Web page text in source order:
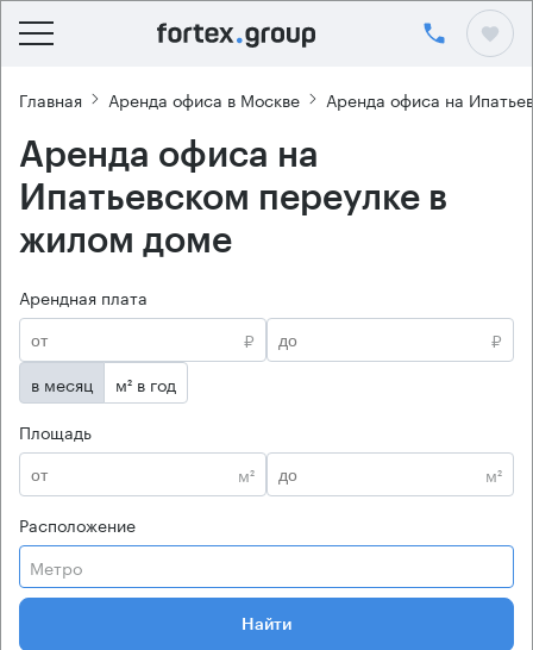
Главная Аренда офиса в Москве Аренда офиса на
Аренда офиса на
Ипатьевском переулке в
жилом доме
Арендная плата
₽
₽
в месяц
м² в год
Площадь
м²
м²
Расположение
Метро
Найти